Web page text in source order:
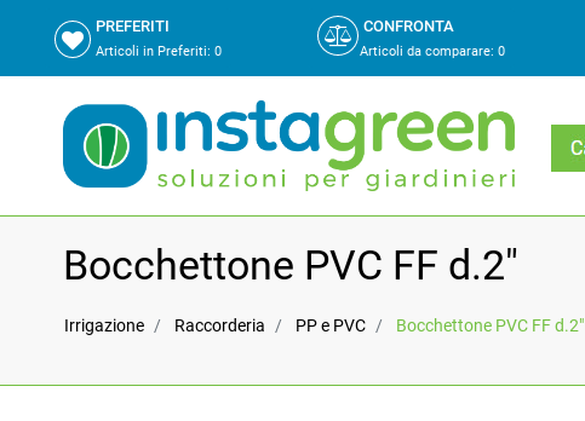
PREFERITI
Articoli in Preferiti: 0
CONFRONTA
Articoli da comparare: 0
Bocchettone PVC FF d.2"
Irrigazione Raccorderia PP e PVC Bocchettone PVC FF d.2"